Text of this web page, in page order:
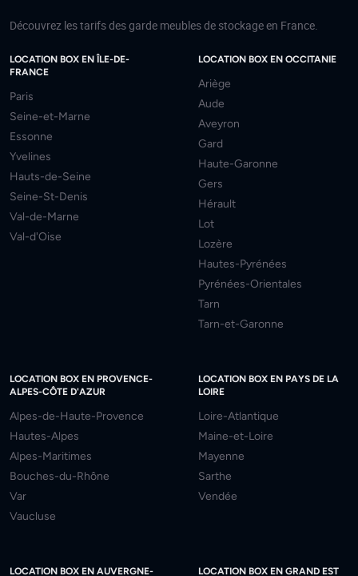
Découvrez les tarifs des garde meubles de stockage en France.
LOCATION BOX EN ÎLE-DE-
FRANCE
Paris
Seine-et-Marne
Essonne
Yvelines
Hauts-de-Seine
Seine-St-Denis
Val-de-Marne
Val-d'Oise
LOCATION BOX EN OCCITANIE
Ariège
Aude
Aveyron
Gard
Haute-Garonne
Gers
Hérault
Lot
Lozère
Hautes-Pyrénées
Pyrénées-Orientales
Tarn
Tarn-et-Garonne
LOCATION BOX EN PROVENCE-
ALPES-CÔTE D'AZUR
Alpes-de-Haute-Provence
Hautes-Alpes
Alpes-Maritimes
Bouches-du-Rhône
Var
Vaucluse
LOCATION BOX EN PAYS DE LA
LOIRE
Loire-Atlantique
Maine-et-Loire
Mayenne
Sarthe
Vendée
LOCATION BOX EN AUVERGNE-
LOCATION BOX EN GRAND EST